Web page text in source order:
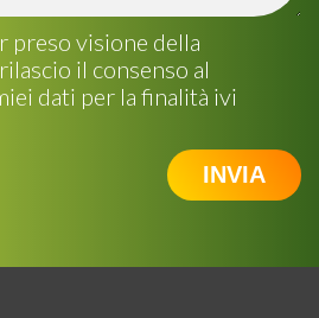
preso visione della
il consenso al
dati per la finalità ivi